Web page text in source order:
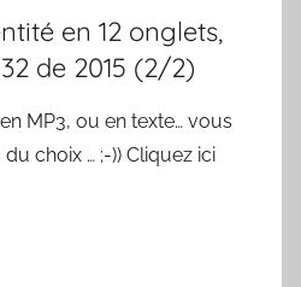
en 12 onglets,
de 2015 (2/2)
MP3, ou en texte… vous
du choix … ;-)) Cliquez ici